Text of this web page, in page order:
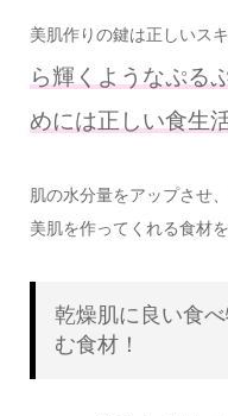
美肌作りの鍵は正しいス
ら輝くようなぷる
めには正しい食生
肌の水分量をアップさせ
美肌を作ってくれる食材
乾燥肌に良い食
む食材！